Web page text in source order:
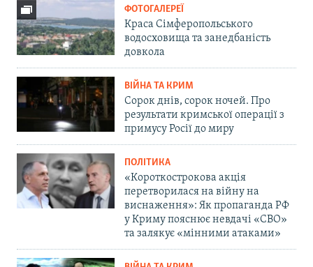
ФОТОГАЛЕРЕЇ
Краса Сімферопольського
водосховища та занедбаність
довкола
ВІЙНА ТА КРИМ
Сорок днів, сорок ночей. Про
результати кримської операції з
примусу Росії до миру
ПОЛІТИКА
«Короткострокова акція
перетворилася на війну на
виснаження»: Як пропаганда РФ
у Криму пояснює невдачі «СВО»
та залякує «мінними атаками»